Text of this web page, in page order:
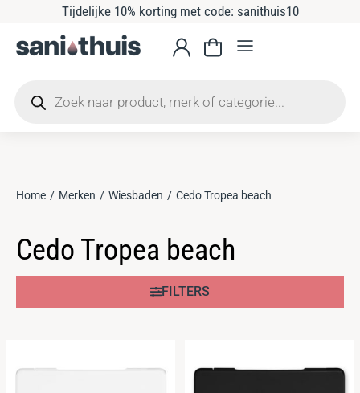
Tijdelijke 10% korting met code: sanithuis10
Je bent hier:
Home Merken Wiesbaden Cedo Tropea beach
Cedo Tropea beach
FILTERS